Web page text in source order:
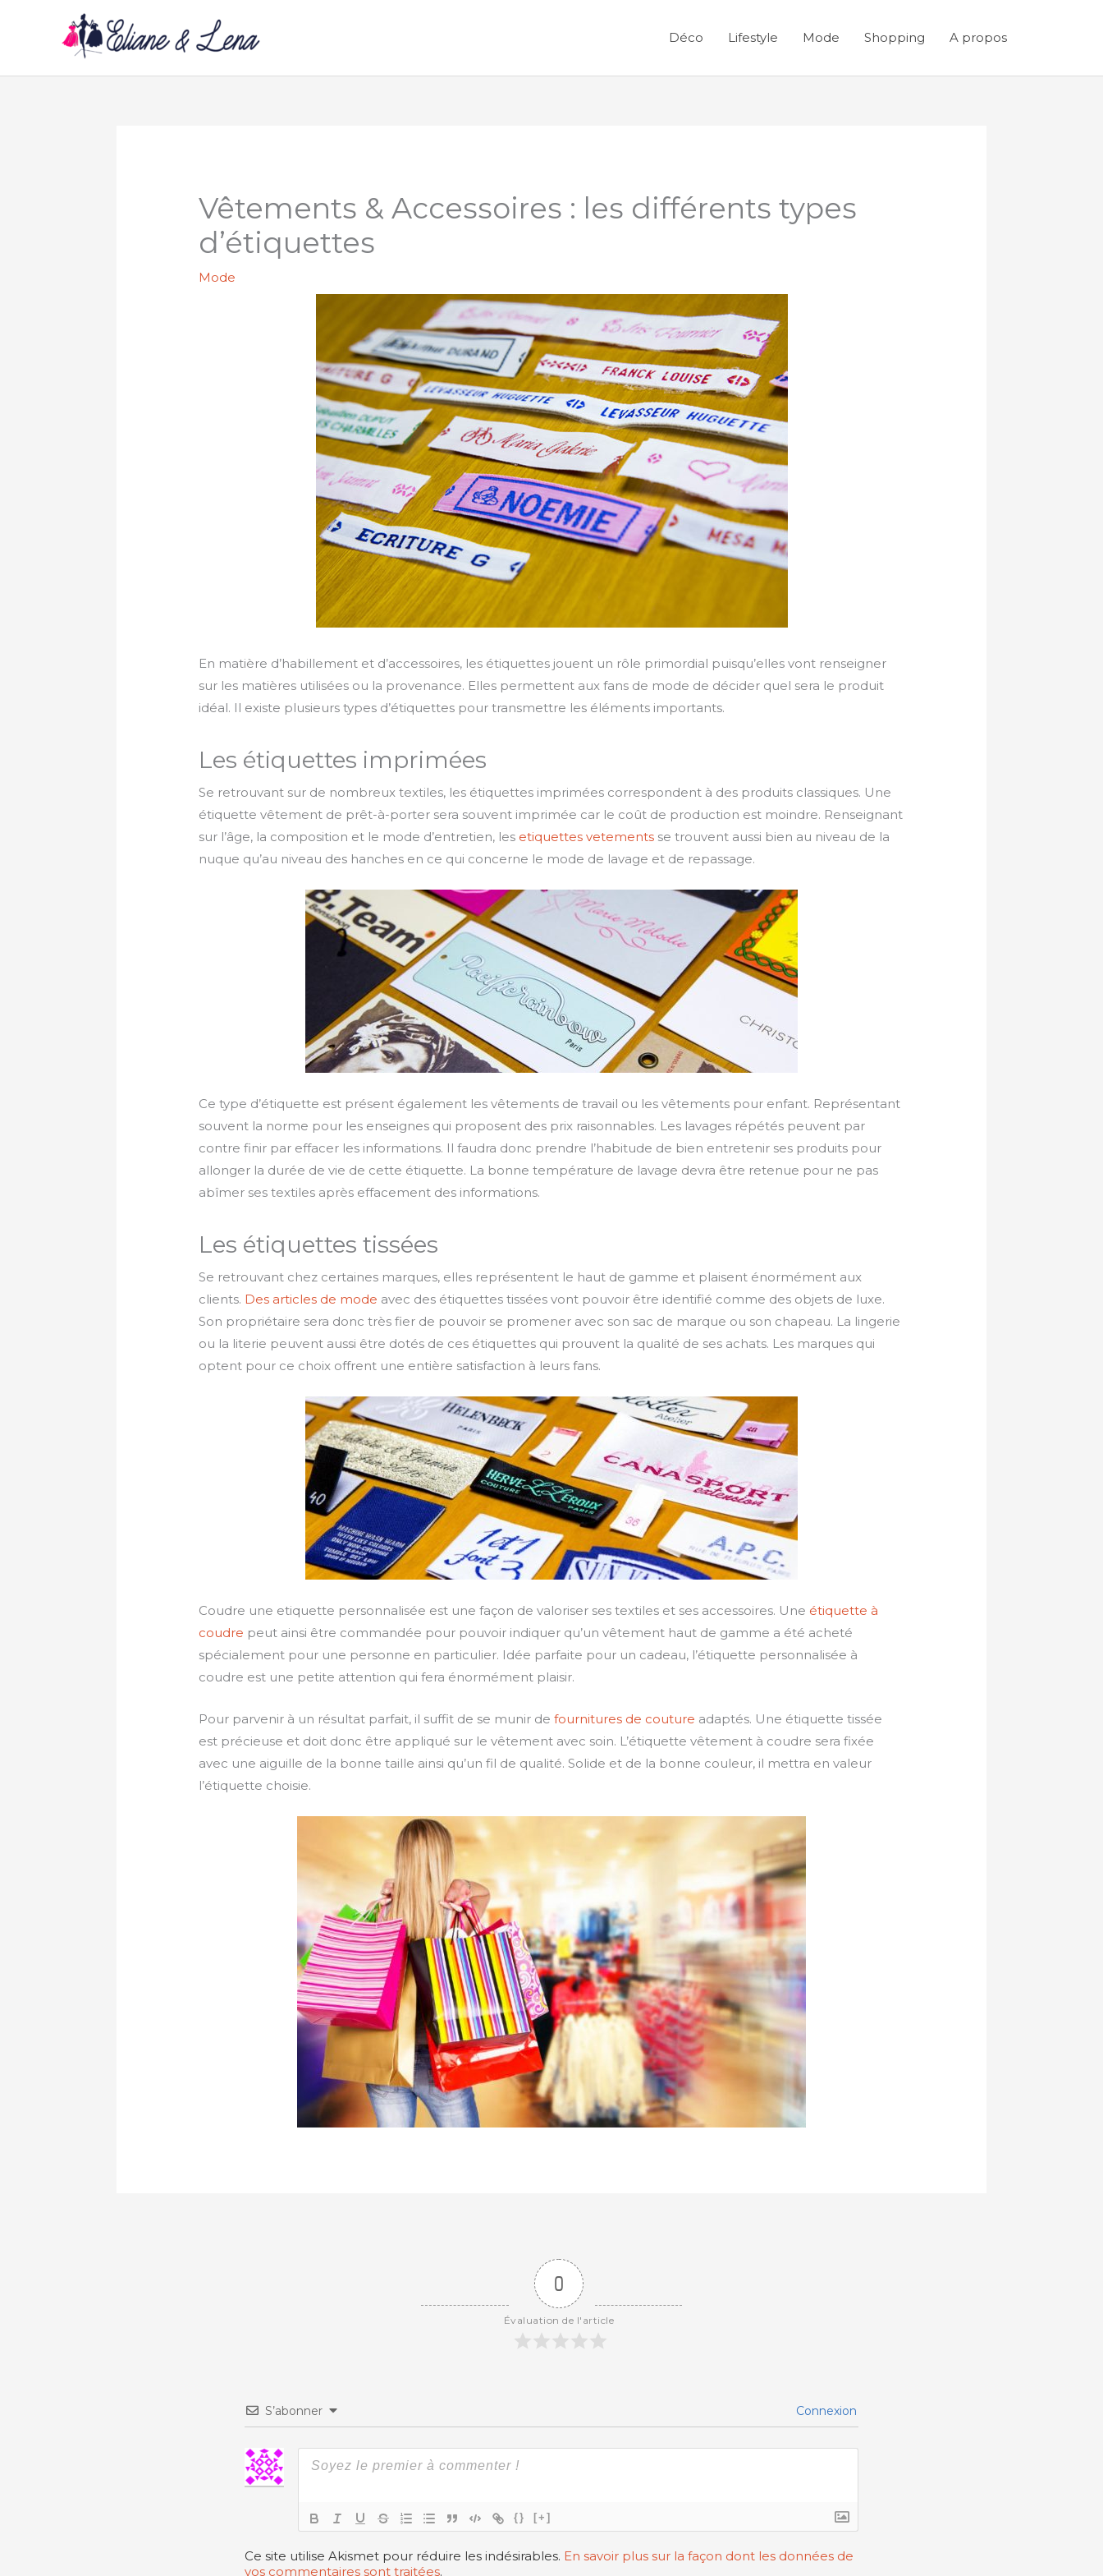
Déco Lifestyle Mode Shopping A propos
Vêtements & Accessoires : les différents types
d’étiquettes
Mode
En matière d’habillement et d’accessoires, les étiquettes jouent un rôle primordial puisqu’elles vont renseigner
sur les matières utilisées ou la provenance. Elles permettent aux fans de mode de décider quel sera le produit
idéal. Il existe plusieurs types d’étiquettes pour transmettre les éléments importants.
Les étiquettes imprimées
Se retrouvant sur de nombreux textiles, les étiquettes imprimées correspondent à des produits classiques. Une
étiquette vêtement de prêt-à-porter sera souvent imprimée car le coût de production est moindre. Renseignant
sur l’âge, la composition et le mode d’entretien, les etiquettes vetements se trouvent aussi bien au niveau de la
nuque qu’au niveau des hanches en ce qui concerne le mode de lavage et de repassage.
Ce type d’étiquette est présent également les vêtements de travail ou les vêtements pour enfant. Représentant
souvent la norme pour les enseignes qui proposent des prix raisonnables. Les lavages répétés peuvent par
contre finir par effacer les informations. Il faudra donc prendre l’habitude de bien entretenir ses produits pour
allonger la durée de vie de cette étiquette. La bonne température de lavage devra être retenue pour ne pas
abîmer ses textiles après effacement des informations.
Les étiquettes tissées
Se retrouvant chez certaines marques, elles représentent le haut de gamme et plaisent énormément aux
clients. Des articles de mode avec des étiquettes tissées vont pouvoir être identifié comme des objets de luxe.
Son propriétaire sera donc très fier de pouvoir se promener avec son sac de marque ou son chapeau. La lingerie
ou la literie peuvent aussi être dotés de ces étiquettes qui prouvent la qualité de ses achats. Les marques qui
optent pour ce choix offrent une entière satisfaction à leurs fans.
Coudre une etiquette personnalisée est une façon de valoriser ses textiles et ses accessoires. Une étiquette à
coudre peut ainsi être commandée pour pouvoir indiquer qu’un vêtement haut de gamme a été acheté
spécialement pour une personne en particulier. Idée parfaite pour un cadeau, l’étiquette personnalisée à
coudre est une petite attention qui fera énormément plaisir.
Pour parvenir à un résultat parfait, il suffit de se munir defournitures de couture adaptés. Une étiquette tissée
est précieuse et doit donc être appliqué sur le vêtement avec soin. L’étiquette vêtement à coudre sera fixée
avec une aiguille de la bonne taille ainsi qu’un fil de qualité. Solide et de la bonne couleur, il mettra en valeur
l’étiquette choisie.
0
Évaluation de l'article
S’abonner Connexion
{} [+]
Ce site utilise Akismet pour réduire les indésirables. En savoir plus sur la façon dont les données de
vos commentaires sont traitées.